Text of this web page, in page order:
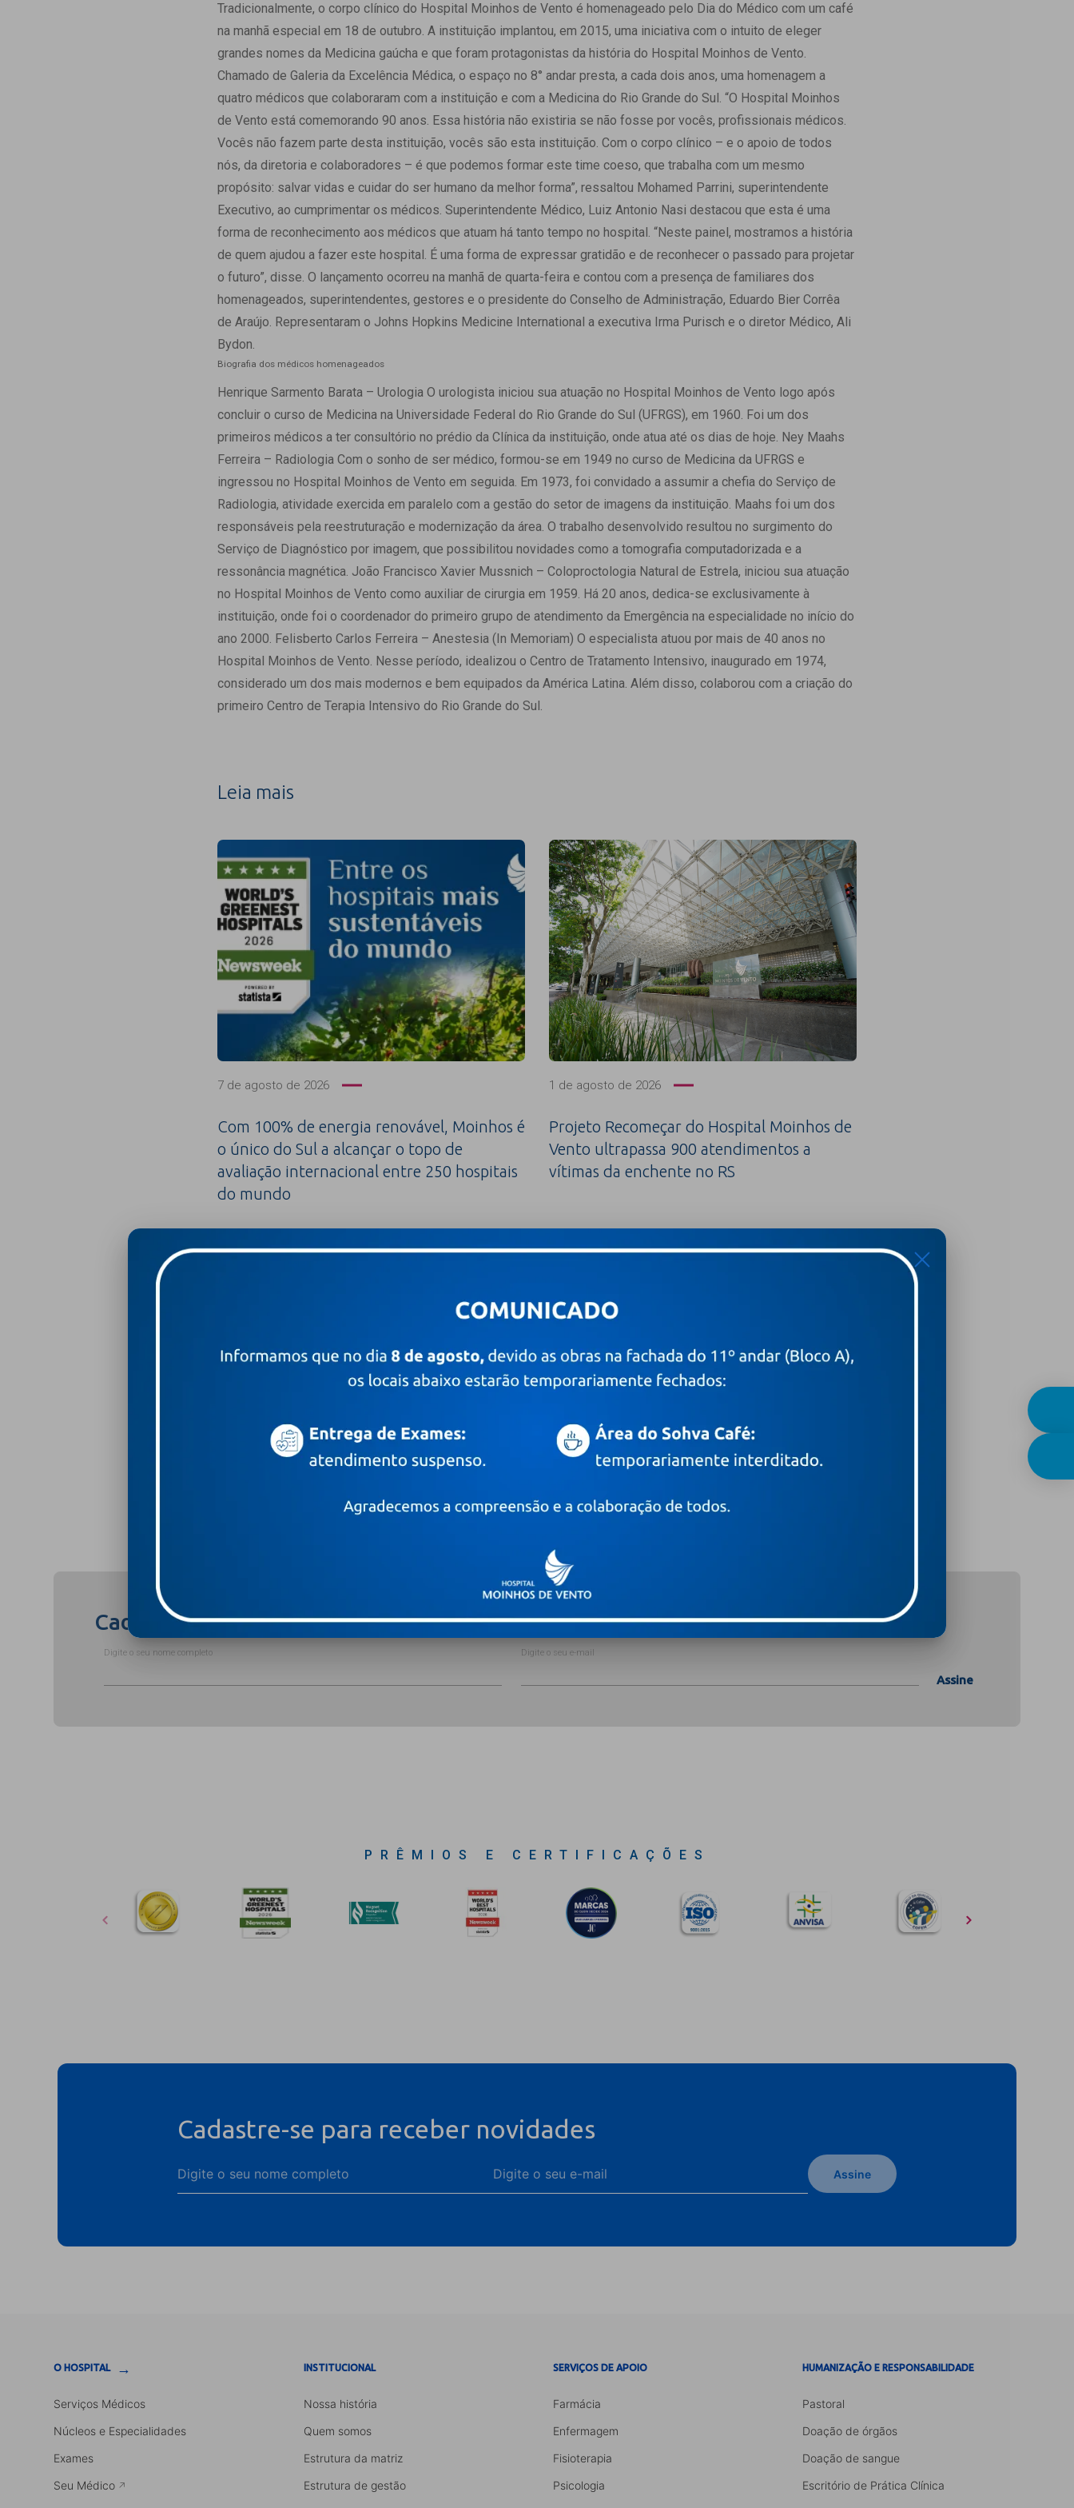
Estrutura de Gestão
Exames - Portal Médico
Farmácia
Fisioterapia
Quem Somos
Responsabilidade Ambiental
Responsabilidade Social
Serviço Social
Cabine Telemedicina
Gestão do Cuidado
Tradicionalmente, o corpo clínico do Hospital Moinhos de Vento é homenageado pelo Dia do Médico com um café
na manhã especial em 18 de outubro. A instituição implantou, em 2015, uma iniciativa com o intuito de eleger
grandes nomes da Medicina gaúcha e que foram protagonistas da história do Hospital Moinhos de Vento.
Chamado de Galeria da Excelência Médica, o espaço no 8° andar presta, a cada dois anos, uma homenagem a
quatro médicos que colaboraram com a instituição e com a Medicina do Rio Grande do Sul. “O Hospital Moinhos
de Vento está comemorando 90 anos. Essa história não existiria se não fosse por vocês, profissionais médicos.
Vocês não fazem parte desta instituição, vocês são esta instituição. Com o corpo clínico – e o apoio de todos
nós, da diretoria e colaboradores – é que podemos formar este time coeso, que trabalha com um mesmo
propósito: salvar vidas e cuidar do ser humano da melhor forma”, ressaltou Mohamed Parrini, superintendente
Executivo, ao cumprimentar os médicos. Superintendente Médico, Luiz Antonio Nasi destacou que esta é uma
forma de reconhecimento aos médicos que atuam há tanto tempo no hospital. “Neste painel, mostramos a história
de quem ajudou a fazer este hospital. É uma forma de expressar gratidão e de reconhecer o passado para projetar
o futuro”, disse. O lançamento ocorreu na manhã de quarta-feira e contou com a presença de familiares dos
homenageados, superintendentes, gestores e o presidente do Conselho de Administração, Eduardo Bier Corrêa
de Araújo. Representaram o Johns Hopkins Medicine International a executiva Irma Purisch e o diretor Médico, Ali
Bydon.
Biografia dos médicos homenageados
Henrique Sarmento Barata – Urologia O urologista iniciou sua atuação no Hospital Moinhos de Vento logo após
concluir o curso de Medicina na Universidade Federal do Rio Grande do Sul (UFRGS), em 1960. Foi um dos
primeiros médicos a ter consultório no prédio da Clínica da instituição, onde atua até os dias de hoje. Ney Maahs
Ferreira – Radiologia Com o sonho de ser médico, formou-se em 1949 no curso de Medicina da UFRGS e
ingressou no Hospital Moinhos de Vento em seguida. Em 1973, foi convidado a assumir a chefia do Serviço de
Radiologia, atividade exercida em paralelo com a gestão do setor de imagens da instituição. Maahs foi um dos
responsáveis pela reestruturação e modernização da área. O trabalho desenvolvido resultou no surgimento do
Serviço de Diagnóstico por imagem, que possibilitou novidades como a tomografia computadorizada e a
ressonância magnética. João Francisco Xavier Mussnich – Coloproctologia Natural de Estrela, iniciou sua atuação
no Hospital Moinhos de Vento como auxiliar de cirurgia em 1959. Há 20 anos, dedica-se exclusivamente à
instituição, onde foi o coordenador do primeiro grupo de atendimento da Emergência na especialidade no início do
ano 2000. Felisberto Carlos Ferreira – Anestesia (In Memoriam) O especialista atuou por mais de 40 anos no
Hospital Moinhos de Vento. Nesse período, idealizou o Centro de Tratamento Intensivo, inaugurado em 1974,
considerado um dos mais modernos e bem equipados da América Latina. Além disso, colaborou com a criação do
primeiro Centro de Terapia Intensivo do Rio Grande do Sul.
Leia mais
7 de agosto de 2026
Com 100% de energia renovável, Moinhos é
o único do Sul a alcançar o topo de
avaliação internacional entre 250 hospitais
do mundo
1 de agosto de 2026
Projeto Recomeçar do Hospital Moinhos de
Vento ultrapassa 900 atendimentos a
vítimas da enchente no RS
Hospital Moinhos de Vento é o primeiro do Brasil a
nacional de enfermagem
Parkinson além do tremor: os sinais silenciosos que
Cadastre-se para receber novidades
Digite o seu nome completo Digite o seu e-mail
Assine
PRÊMIOS E CERTIFICAÇÕES
Cadastre-se para receber novidades
Assine
O HOSPITAL →
Serviços Médicos
Núcleos e Especialidades
Exames
Seu Médico
INSTITUCIONAL
Nossa história
Quem somos
Estrutura da matriz
Estrutura de gestão
SERVIÇOS DE APOIO
Farmácia
Enfermagem
Fisioterapia
Psicologia
HUMANIZAÇÃO E RESPONSABILIDADE
Pastoral
Doação de órgãos
Doação de sangue
Escritório de Prática Clínica
X